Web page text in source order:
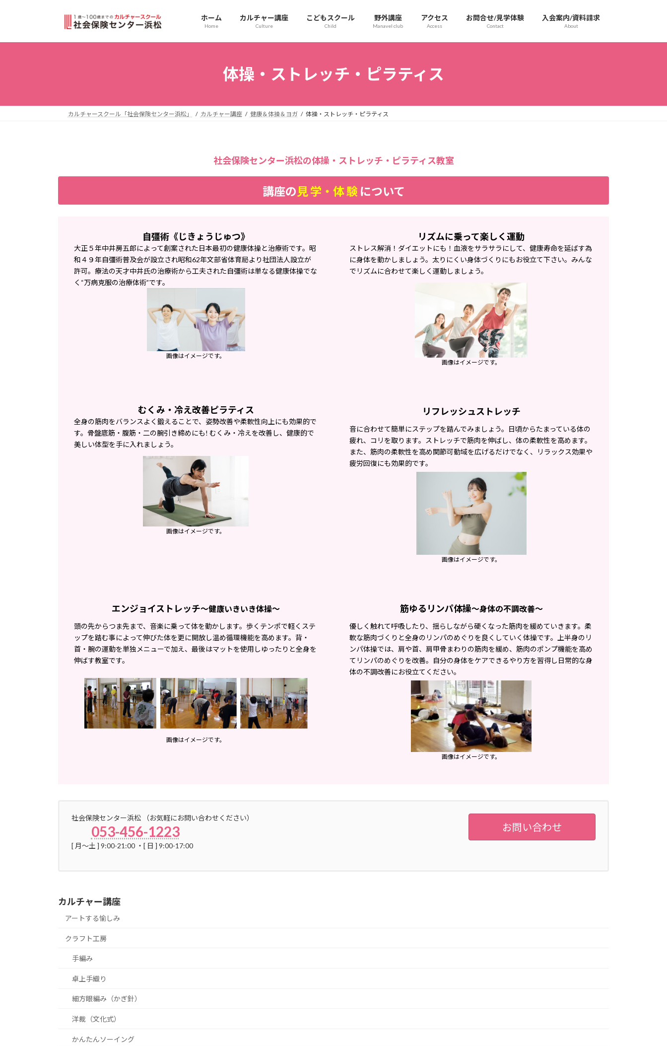
ン
ー
ホーム
Home
カルチャー講座
Culture
こどもスクール
Child
野外講座
Manavel club
アクセス
Access
お問合せ/見学体験
Contact
入会案内/資料請求
About
体操・ストレッチ・ピラティス
カルチャースクール「社会保険センター浜松」 カルチャー講座 健康＆体操＆ヨガ 体操・ストレッチ・ピラティス
社会保険センター浜松の体操・ ストレッチ・ピラティス教室
講座の 見 学・体 験 について
自彊術《じきょうじゅつ》
大正５年中井房五郎によって創案された日本最初の健康体操と治療術です。昭
和４９年自彊術普及会が設立され昭和62年文部省体育局より社団法人設立が
許可。療法の天才中井氏の治療術から工夫された自彊術は単なる健康体操でな
く“万病克服の治療体術”です。
画像はイメージです。
リズムに乗って楽しく運動
ストレス解消！ダイエットにも！血液をサラサラにして、健康寿命を延ばす為
に身体を動かしましょう。太りにくい身体づくりにもお役立て下さい。みんな
でリズムに合わせて楽しく運動しましょう。
画像はイメージです。
むくみ・冷え改善ピラティス
全身の筋肉をバランスよく鍛えることで、姿勢改善や柔軟性向上にも効果的で
す。骨盤底筋・腹筋・二の腕引き締めにも! むくみ・冷えを改善 し、健康的で
美しい体型を手に入れましょう。
画像はイメージです。
リフレッシュストレッチ
音に合わせて簡単にステップを踏んでみましょう。日頃からたまっている体の
疲れ、コリを取ります。ストレッチで筋肉を伸ばし、体の柔軟性を高めます。
また、筋肉の柔軟性を高め関節可動域を広げるだけでなく、リラックス効果や
疲労回復にも効果的です。
画像はイメージです。
エンジョイストレッチ〜健康いきいき体操〜
頭の先からつま先まで、音楽に乗って体を動かします。歩くテンポで軽くステ
ップを踏む事によって伸びた体を更に開放し温め循環機能を高めます。背・
首・腕の運動を単独メニューで加え、最後はマットを使用しゆったりと全身を
伸ばす教室です。
画像はイメージです。
筋ゆるリンパ体操〜身体の不調改善〜
優しく触れて呼吸したり、揺らしながら硬くなった筋肉を緩めていきます。柔
軟な筋肉づくりと全身のリンパのめぐりを良くしていく体操です。上半身のリ
ンパ体操では、肩や首、肩甲骨まわりの筋肉を緩め、筋肉のポンプ機能を高め
てリンパのめぐりを改善。自分の身体をケアできるやり方を習得し日常的な身
体の不調改善にお役立てください。
画像はイメージです。
社会保険センター浜松 （お気軽にお問い合わせください）
053-456-1223
[ 月〜土 ] 9:00-21:00 ・[ 日 ] 9:00-17:00
お問い合わせ
カルチャー講座
アートする愉しみ
クラフト工房
手編み
卓上手織り
細方眼編み（かぎ針）
洋裁（文化式）
かんたんソーイング